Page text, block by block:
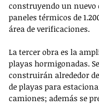
construyendo un nuevo
paneles térmicos de
área de verificaciones.
La tercer obra es la
playas hormigonadas. Se
construirán alrededor
de playas para
camiones; además se